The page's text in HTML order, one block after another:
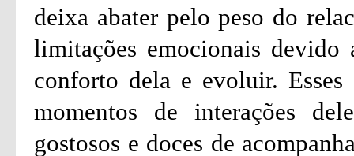
deixa abater pelo peso do
limitações emocionais
conforto dela e evoluir. Esses
momentos de interações
gostosos e doces de